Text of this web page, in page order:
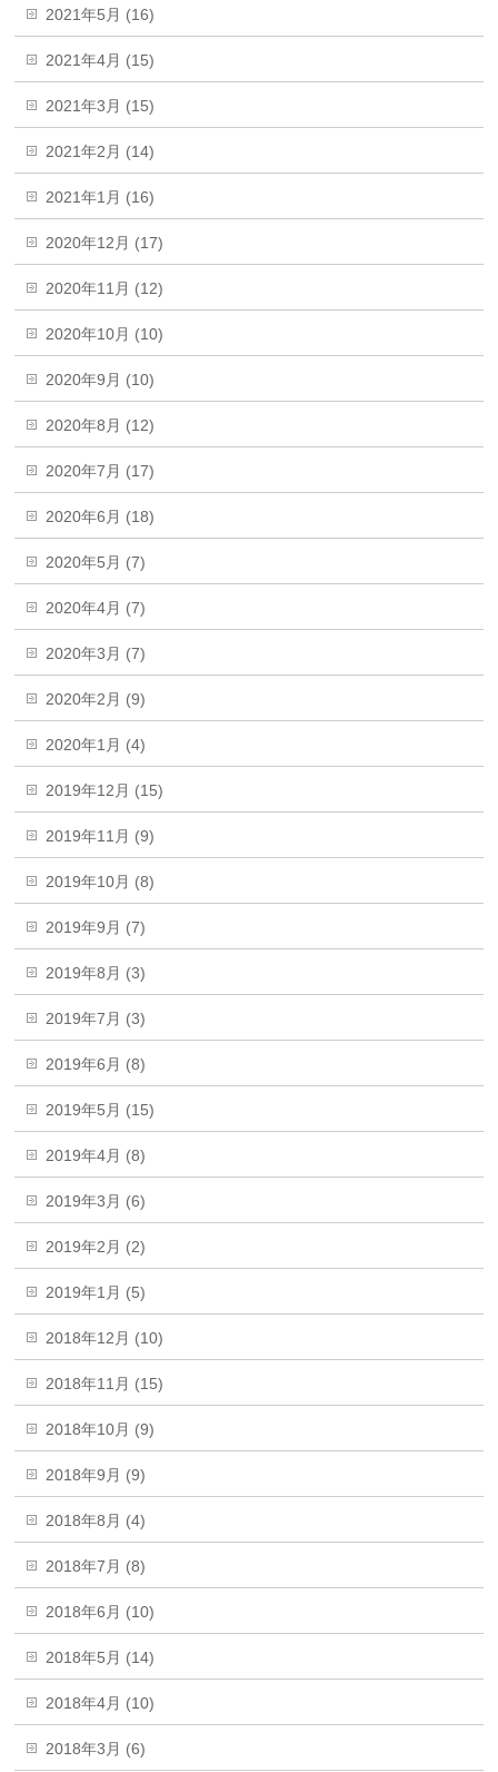
2021年5月 (16)
2021年4月 (15)
2021年3月 (15)
2021年2月 (14)
2021年1月 (16)
2020年12月 (17)
2020年11月 (12)
2020年10月 (10)
2020年9月 (10)
2020年8月 (12)
2020年7月 (17)
2020年6月 (18)
2020年5月 (7)
2020年4月 (7)
2020年3月 (7)
2020年2月 (9)
2020年1月 (4)
2019年12月 (15)
2019年11月 (9)
2019年10月 (8)
2019年9月 (7)
2019年8月 (3)
2019年7月 (3)
2019年6月 (8)
2019年5月 (15)
2019年4月 (8)
2019年3月 (6)
2019年2月 (2)
2019年1月 (5)
2018年12月 (10)
2018年11月 (15)
2018年10月 (9)
2018年9月 (9)
2018年8月 (4)
2018年7月 (8)
2018年6月 (10)
2018年5月 (14)
2018年4月 (10)
2018年3月 (6)